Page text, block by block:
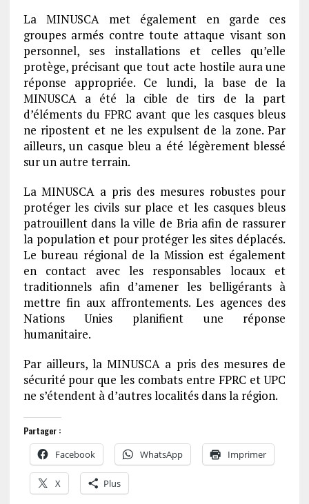
La MINUSCA met également en garde ces
groupes armés contre toute attaque visant son
personnel, ses installations et celles qu’elle
protège, précisant que tout acte hostile aura une
réponse appropriée. Ce lundi, la base de la
MINUSCA a été la cible de tirs de la part
d’éléments du FPRC avant que les casques bleus
ne ripostent et ne les expulsent de la zone. Par
ailleurs, un casque bleu a été légèrement blessé
sur un autre terrain.
La MINUSCA a pris des mesures robustes pour
protéger les civils sur place et les casques bleus
patrouillent dans la ville de Bria afin de rassurer
la population et pour protéger les sites déplacés.
Le bureau régional de la Mission est également
en contact avec les responsables locaux et
traditionnels afin d’amener les belligérants à
mettre fin aux affrontements. Les agences des
Nations Unies planifient une réponse
humanitaire.
Par ailleurs, la MINUSCA a pris des mesures de
sécurité pour que les combats entre FPRC et UPC
ne s’étendent à d’autres localités dans la région.
Partager :
Facebook WhatsApp Imprimer
X Plus